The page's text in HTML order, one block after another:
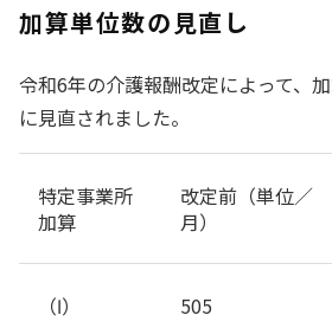
加算単位数の見直し
令和6年の介護報酬改定によって、
に見直されました。
特定事業所
加算
改定前（単位／
月）
（Ⅰ） 505